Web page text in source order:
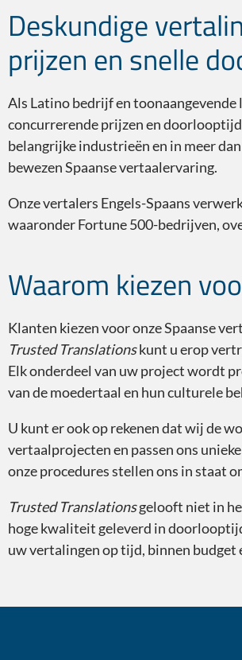
Deskundige
prijzen en snelle
Als Latino bedrijf en
concurrerende prijzen en
belangrijke industrieën en in meer
bewezen Spaanse vertaalervaring.
Onze vertalers Engels-Spaans
waaronder Fortune 500-bedrijven,
Waarom kiezen
Klanten kiezen voor onze Spaanse
Trusted Translationskunt u erop
Elk onderdeel van uw project wordt
van de moedertaal en hun culturele
U kunt er ook op rekenen dat wij de
vertaalprojecten en passen ons
onze procedures stellen ons in staat
Trusted Translationsgelooft niet in
hoge kwaliteit geleverd in
uw vertalingen op tijd, binnen